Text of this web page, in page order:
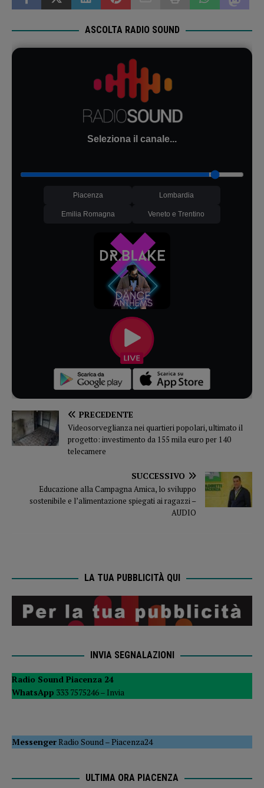
ASCOLTA RADIO SOUND
Seleziona il canale...
Piacenza Lombardia
Emilia Romagna Veneto e Trentino
PRECEDENTE
Videosorveglianza nei quartieri popolari, ultimato il
progetto: investimento da 155 mila euro per 140
telecamere
SUCCESSIVO
Educazione alla Campagna Amica, lo sviluppo
sostenibile e l’alimentazione spiegati ai ragazzi –
AUDIO
LA TUA PUBBLICITÀ QUI
INVIA SEGNALAZIONI
Radio Sound Piacenza 24
WhatsApp 333 7575246 – Invia
MessengerRadio Sound –Piacenza24
ULTIMA ORA PIACENZA